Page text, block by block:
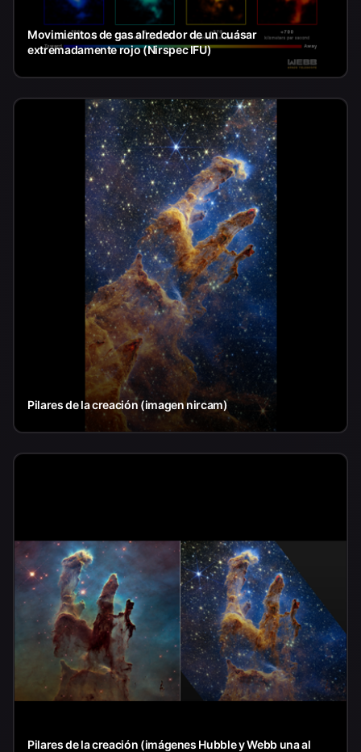
Movimientos de gas alrededor de un cuásar
extremadamente rojo (Nirspec IFU)
Pilares de la creación (imagen nircam)
Pilares de la creación (imágenes Hubble y Webb una al